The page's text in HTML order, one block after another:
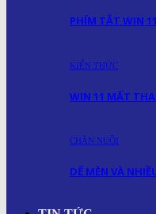
PHÍM TẮT WIN
KIẾN THỨC
WIN 11 MẤT
CHĂN NUÔI
DẾ MÈN VÀ